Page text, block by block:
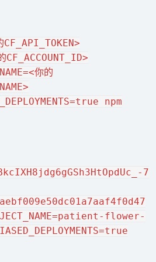
CF_API_TOKEN>
CF_ACCOUNT_ID>
你的
npm
7
flower-